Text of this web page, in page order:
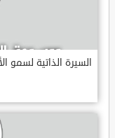
السيرة الذاتية لسمو